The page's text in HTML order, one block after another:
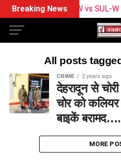
Breaking NewsMO-W vs SUL-W
All posts
CRIME 2 years ago
देहरादून से
चोर को
बाइकें बरामद….
MORE